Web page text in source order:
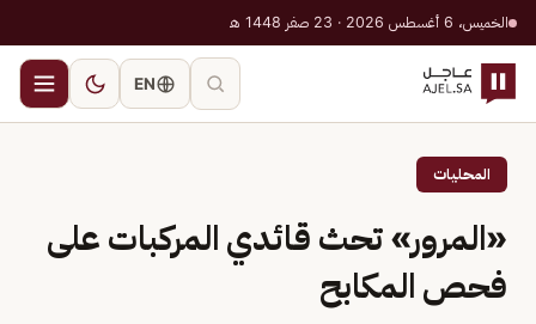
الخميس، 6 أغسطس 2026 · 23 صفر 1448 هـ
EN
المحليات
«المرور» تحث قائدي المركبات على
فحص المكابح